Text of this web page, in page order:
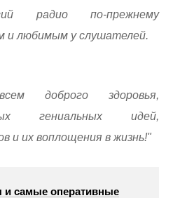
радио по-прежнему
и любимым у слушателей.
доброго здоровья,
гениальных идей,
и их воплощения в жизнь!"
и самые оперативные